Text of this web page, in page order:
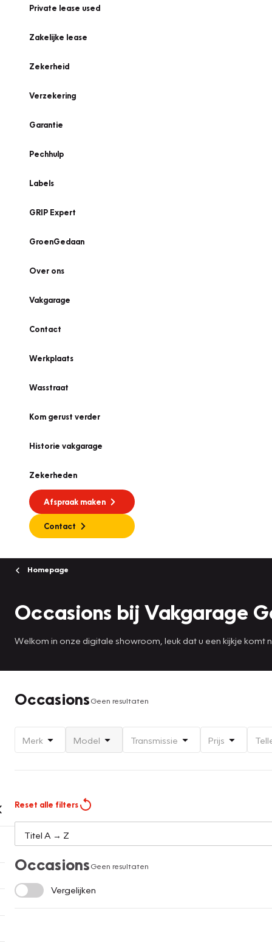
Private lease used
Zakelijke lease
Zekerheid
Verzekering
Garantie
Pechhulp
Labels
GRIP Expert
GroenGedaan
Over ons
Vakgarage
Contact
Werkplaats
Wasstraat
Kom gerust verder
Historie vakgarage
Zekerheden
Afspraak maken
Contact
Homepage
Occasions bij Vakgarage
Welkom in onze digitale showroom, leuk dat u een kijkje komt
OccasionsGeen resultaten
Merk Model Transmissie Prijs
Reset alle filters
OccasionsGeen resultaten
Vergelijken